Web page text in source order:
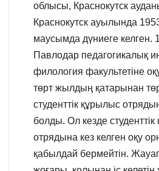
облысы, Краснокутск
Краснокутск ауылында
маусымда дүниеге келген.
Павлодар педагогикалық
филология факультетіне
төрт жылдың қатарынан
студенттік құрылыс
болды. Ол кезде
отрядына кез келген оқу
қабылдай бермейтін.